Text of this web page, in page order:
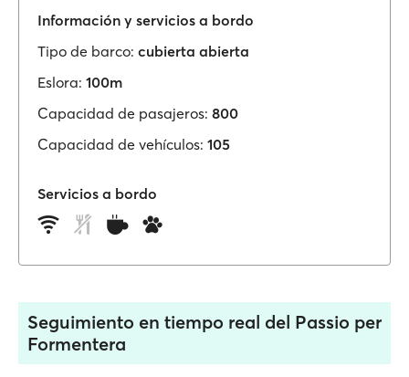
Información y servicios a bordo
Tipo de barco: cubierta abierta
Eslora: 100m
Capacidad de pasajeros: 800
Capacidad de vehículos: 105
Servicios a bordo
Seguimiento en tiempo real del Passio per
Formentera